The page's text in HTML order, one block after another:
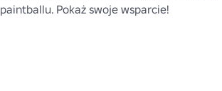
paintballu. Pokaż swoje wsparcie!